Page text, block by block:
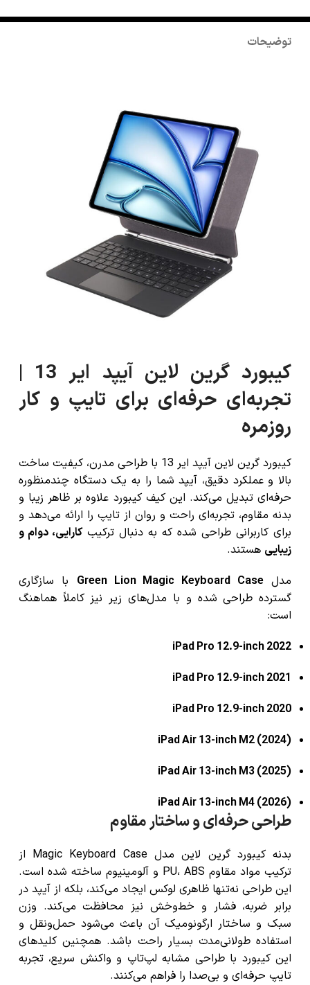
توضیحات
کیبورد گرین لاین آیپد ایر 13 |
تجربه‌ای حرفه‌ای برای تایپ و کار
روزمره
کیبورد گرین لاین آیپد ایر 13 با طراحی مدرن، کیفیت ساخت
بالا و عملکرد دقیق، آیپد شما را به یک دستگاه چندمنظوره
حرفه‌ای تبدیل می‌کند. این کیف کیبورد علاوه بر ظاهر زیبا و
بدنه مقاوم، تجربه‌ای راحت و روان از تایپ را ارائه می‌دهد و
برای کاربرانی طراحی شده که به دنبال ترکیبکارایی، دوام و
زیبایی هستند.
مدلGreen Lion Magic Keyboard Case با سازگاری
گسترده طراحی شده و با مدل‌های زیر نیز کاملاً هماهنگ
است:
iPad Pro 12.9-inch 2022
iPad Pro 12.9-inch 2021
iPad Pro 12.9-inch 2020
iPad Air 13-inch M2 (2024)
iPad Air 13-inch M3 (2025)
iPad Air 13-inch M4 (2026)
طراحی حرفه‌ای و ساختار مقاوم
بدنهکیبورد گرین لاین مدل Magic Keyboard Case
از
ترکیب مواد مقاوم PU، ABS و آلومینیوم ساخته شده است.
این طراحی نه‌تنها ظاهری لوکس ایجاد می‌کند، بلکه از آیپد در
برابر ضربه، فشار و خط‌وخش نیز محافظت می‌کند. وزن
سبک و ساختار ارگونومیک آن باعث می‌شود حمل‌ونقل و
استفاده طولانی‌مدت بسیار راحت باشد. همچنین کلیدهای
این کیبورد با طراحی مشابه لپ‌تاپ و واکنش سریع، تجربه
تایپ حرفه‌ای و بی‌صدا را فراهم می‌کنند.